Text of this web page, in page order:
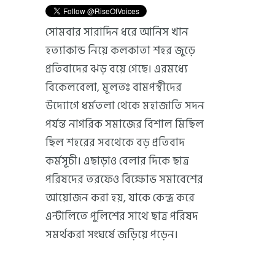
সোমবার সারাদিন ধরে আনিস খান
হত্যাকান্ড নিয়ে কলকাতা শহর জুড়ে
প্রতিবাদের ঝড় বয়ে গেছে। এরমধ্যে
বিকেলবেলা, মূলতঃ বামপন্থীদের
উদ্যোগে ধর্মতলা থেকে মহাজাতি সদন
পর্যন্ত নাগরিক সমাজের বিশাল মিছিল
ছিল শহরের সবথেকে বড় প্রতিবাদ
কর্মসূচী। এছাড়াও বেলার দিকে ছাত্র
পরিষদের তরফেও বিক্ষোভ সমাবেশের
আয়োজন করা হয়, যাকে কেন্দ্র করে
এন্টালিতে পুলিশের সাথে ছাত্র পরিষদ
সমর্থকরা সংঘর্ষে জড়িয়ে পড়েন।